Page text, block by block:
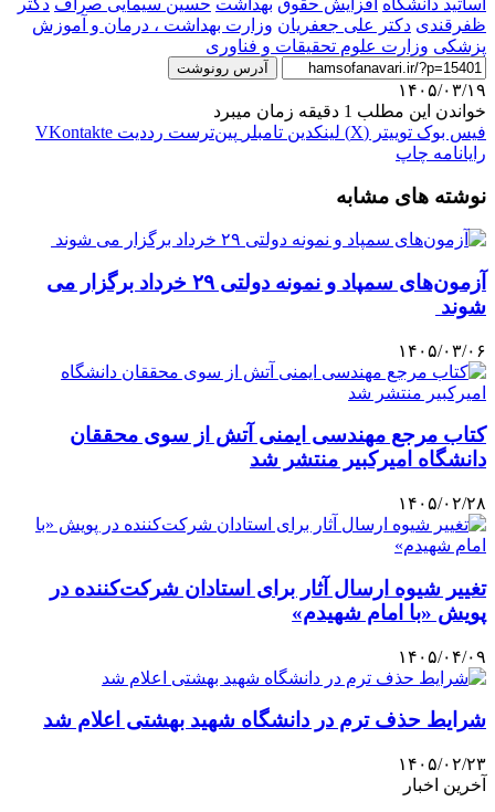
ظفرقندی دکتر علی جعفریان وزارت بهداشت ، درمان و آموزش
پزشکی وزارت علوم تحقیقات و فناوری
آدرس رونوشت
۱۴۰۵/۰۳/۱۹
خواندن این مطلب 1 دقیقه زمان میبرد
فیس بوک توییتر (X) لینکدین ‫تامبلر ‫پین‌ترست ‫رددیت ‫VKontakte
رایانامه چاپ
نوشته های مشابه
آزمون‌های سمپاد و نمونه دولتی ۲۹ خرداد برگزار می
شوند
۱۴۰۵/۰۳/۰۶
کتاب مرجع مهندسی ایمنی آتش از سوی محققان
دانشگاه امیرکبیر منتشر شد
۱۴۰۵/۰۲/۲۸
تغییر شیوه ارسال آثار برای استادان شرکت‌کننده در
پویش «با امام شهیدم»
۱۴۰۵/۰۴/۰۹
شرایط حذف ترم در دانشگاه شهید بهشتی اعلام شد
۱۴۰۵/۰۲/۲۳
آخرین اخبار